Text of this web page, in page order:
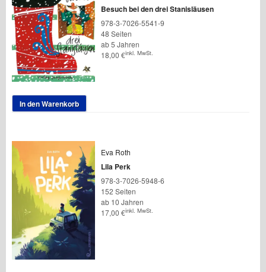
Besuch bei den drei Stanisläusen
978-3-7026-5541-9
48 Seiten
ab 5 Jahren
18,00 €inkl. MwSt.
In den Warenkorb
Eva Roth
Lila Perk
978-3-7026-5948-6
152 Seiten
ab 10 Jahren
17,00 €inkl. MwSt.